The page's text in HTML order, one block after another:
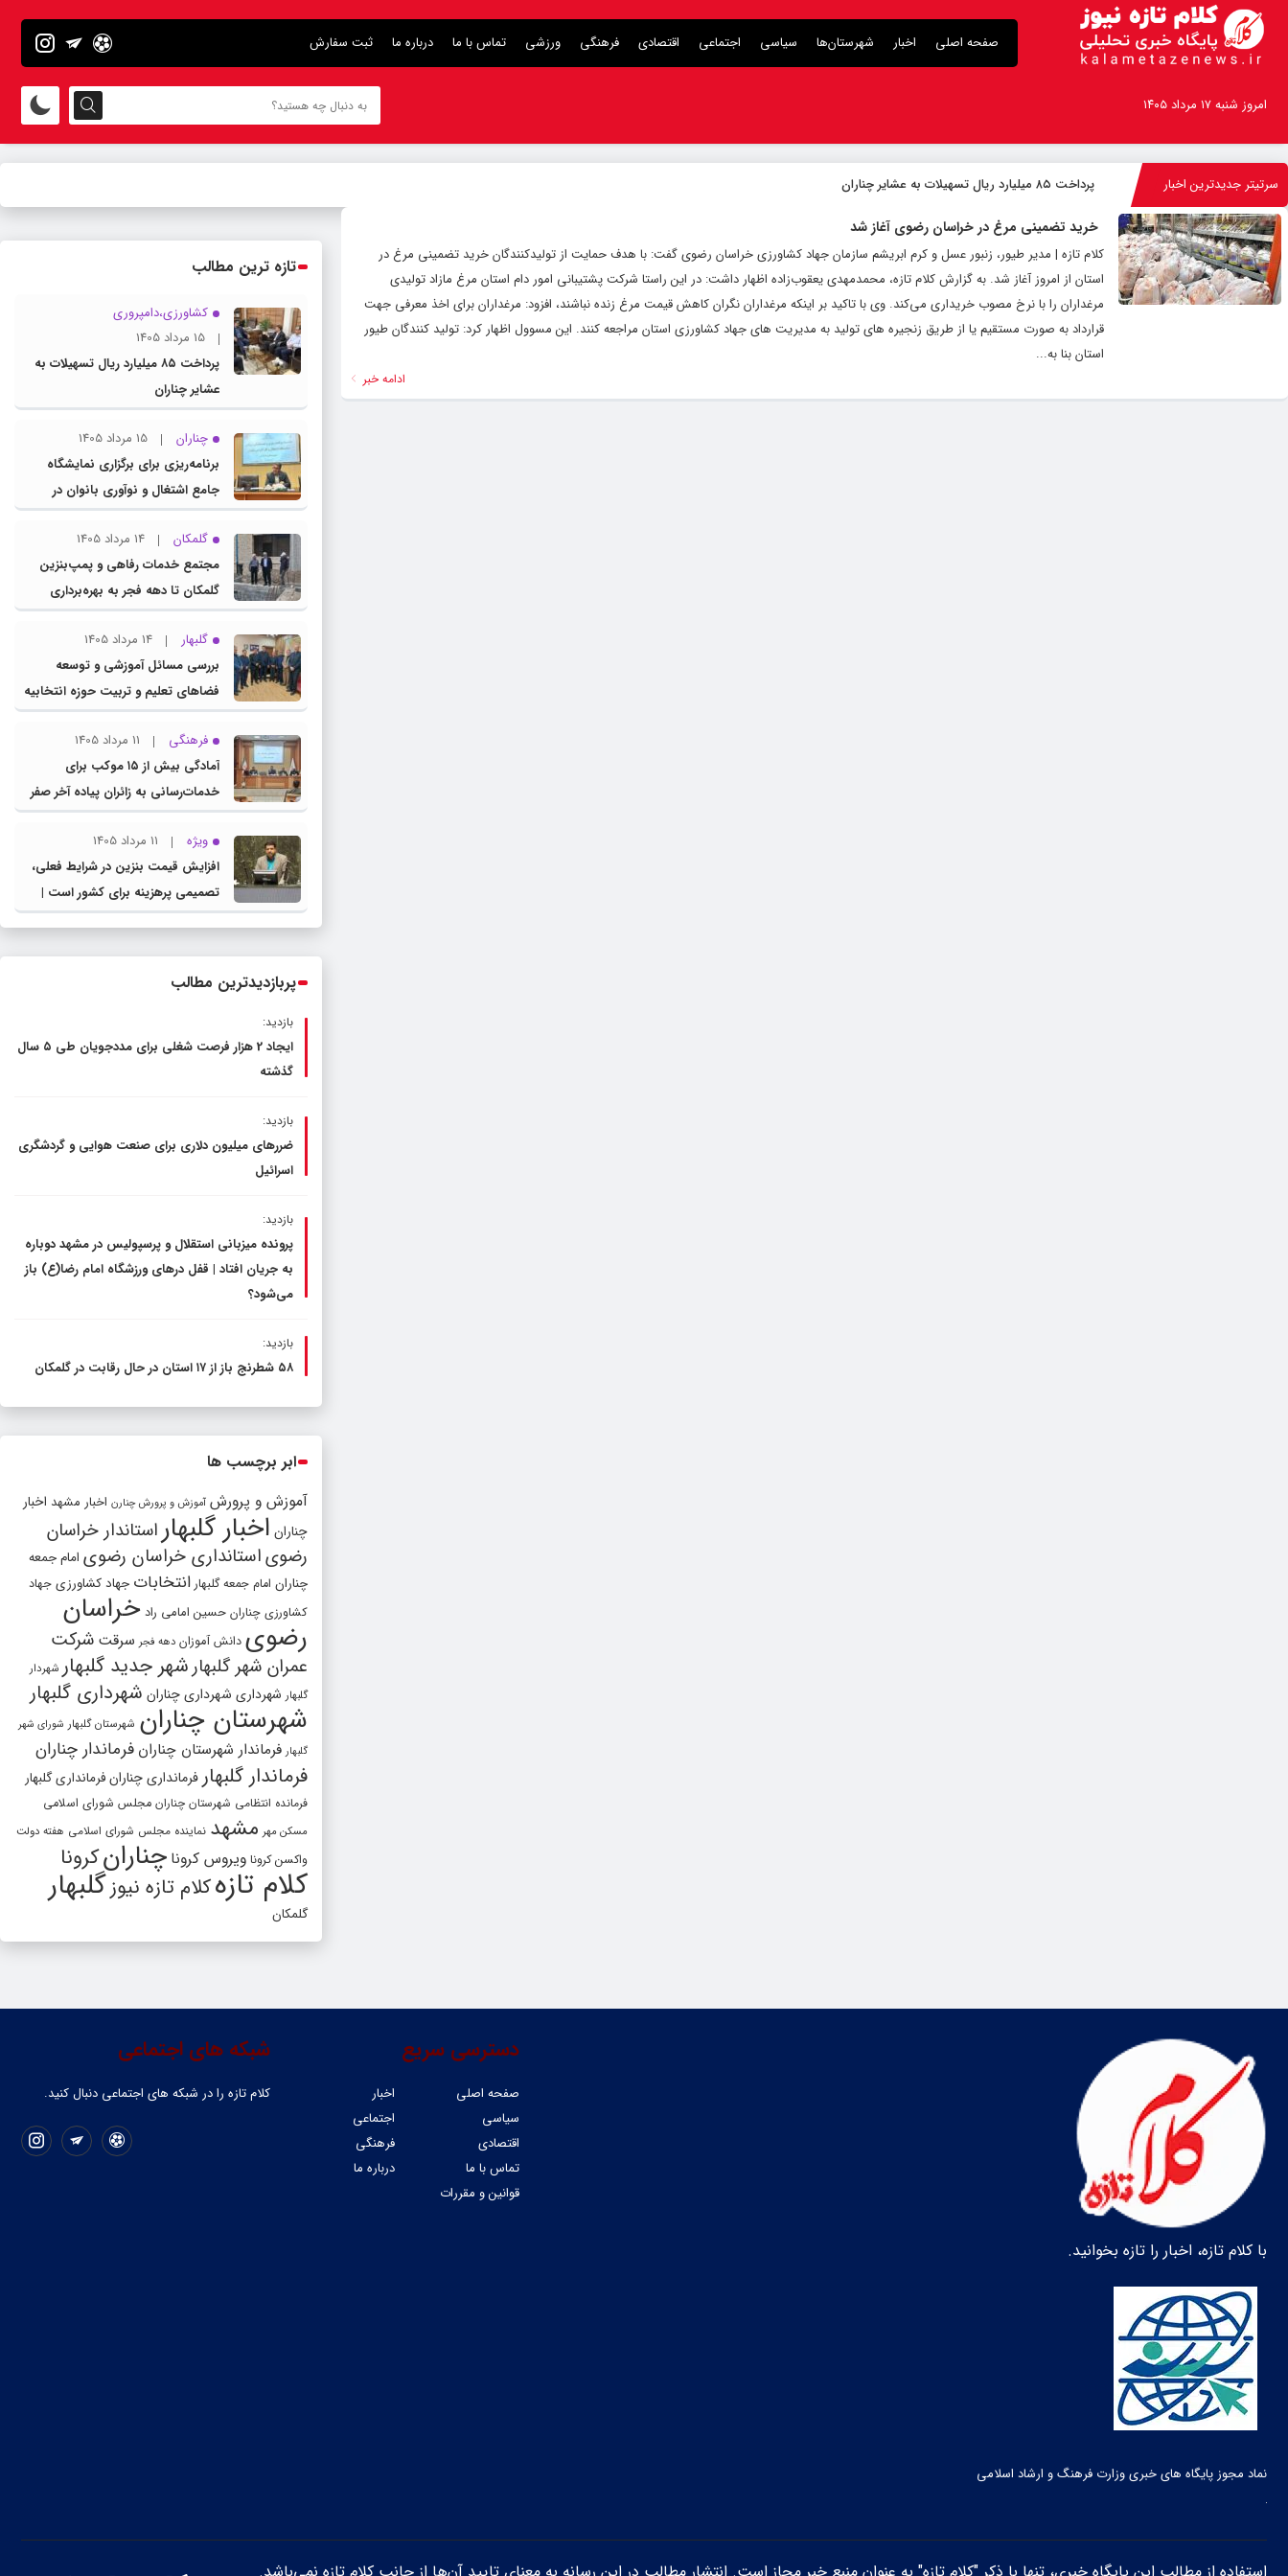
صفحه اصلی اخبار شهرستان‌ها سیاسی اجتماعی اقتصادی فرهنگی ورزشی تماس با ما درباره ما ثبت سفارش
امروز شنبه ۱۷ مرداد ۱۴۰۵
سرتیتر جدیدترین اخبار پرداخت ۸۵ میلیارد ریال تسهیلات به عشایر چناران
خرید تضمینی مرغ در خراسان رضوی آغاز شد
کلام تازه | مدیر طیور، زنبور عسل و کرم ابریشم سازمان جهاد کشاورزی خراسان رضوی گفت: با هدف حمایت از تولیدکنندگان خرید تضمینی مرغ در
استان از امروز آغاز شد. به گزارش کلام تازه، محمدمهدی یعقوب‌زاده اظهار داشت: در این راستا شرکت پشتیبانی امور دام استان مرغ مازاد تولیدی
مرغداران را با نرخ مصوب خریداری می‌کند. وی با تاکید بر اینکه مرغداران نگران کاهش قیمت مرغ زنده نباشند، افزود: مرغداران برای اخذ معرفی جهت
قرارداد به صورت مستقیم یا از طریق زنجیره های تولید به مدیریت های جهاد کشاورزی استان مراجعه کنند. این مسوول اظهار کرد: تولید کنندگان طیور
استان بنا به...
ادامه خبر
تازه ترین مطالب
کشاورزی،دامپروری
15 مرداد 1405
پرداخت ۸۵ میلیارد ریال تسهیلات به
عشایر چناران
چناران
15 مرداد 1405
برنامه‌ریزی برای برگزاری نمایشگاه
جامع اشتغال و نوآوری بانوان در
چناران
گلمکان
14 مرداد 1405
مجتمع خدمات رفاهی و پمپ‌بنزین
گلمکان تا دهه فجر به بهره‌برداری
می‌رسد
گلبهار
14 مرداد 1405
بررسی مسائل آموزشی و توسعه
فضاهای تعلیم و تربیت حوزه انتخابیه
در نشست مشترک عضو کمیسیون
آموزش مجلس با مدیرکل آموزش و
پرورش خراسان رضوی
فرهنگی
11 مرداد 1405
آمادگی بیش از ۱۵ موکب برای
خدمات‌رسانی به زائران پیاده آخر صفر
در شهرستان چناران
ویژه
11 مرداد 1405
افزایش قیمت بنزین در شرایط فعلی،
تصمیمی پرهزینه برای کشور است |
دولت، قاچاق سوخت و عوامل اصلی
پربازدیدترین مطالب
بازدید:
ایجاد 2 هزار فرصت شغلی برای مددجویان طی ۵ سال
گذشته
بازدید:
ضررهای میلیون دلاری برای صنعت هوایی و گردشگری
اسرائیل
بازدید:
پرونده میزبانی استقلال و پرسپولیس در مشهد دوباره
به جریان افتاد | قفل در‌های ورزشگاه امام رضا(ع) باز
می‌شود؟
بازدید:
۵۸ شطرنج‌ باز از ۱۷ استان در حال رقابت در گلمکان
ابر برچسب ها
آموزش و پرورش آموزش و پرورش چنارن اخبار مشهد اخبار
چناران اخبار گلبهار استاندار خراسان
رضویاستانداری خراسان رضوی امام جمعه
چناران امام جمعه گلبهار انتخابات جهاد کشاورزی جهاد
کشاورزی چناران حسین امامی راد خراسان
رضوی دانش آموزان دهه فجر سرقت شرکت
عمران شهر گلبهارشهر جدید گلبهار شهردار
گلبهار شهرداری شهرداری چناران شهرداری گلبهار
شهرستان چناران شهرستان گلبهار شورای شهر
گلبهار فرماندار شهرستان چناران فرماندار چناران
فرماندار گلبهار فرمانداری چنارانفرمانداری گلبهار
فرمانده انتظامی شهرستان چناران مجلس شورای اسلامی
مسکن مهر مشهد نماینده مجلس شورای اسلامی هفته دولت
واکسن کرونا ویروس کرونا چنارانکرونا
کلام تازهکلام تازه نیوزگلبهار
گلمکان
با کلام تازه، اخبار را تازه بخوانید.
نماد مجوز پایگاه های خبری وزارت فرهنگ و ارشاد اسلامی
شبکه های اجتماعی
کلام تازه را در شبکه ‌های اجتماعی دنبال کنید.
دسترسی سریع
صفحه اصلی
اخبار
سیاسی
اجتماعی
اقتصادی
فرهنگی
تماس با ما
درباره ما
قوانین و مقررات